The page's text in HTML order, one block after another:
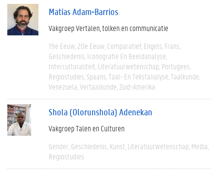
Matías Adam-Barrios
Vakgroep Vertalen, tolken en communicatie
19e Eeuw 20e Eeuw Comparatief Engels Frans
Geschiedenis Iconografie En Beeldanalyse
Interculturaliteit Literatuurwetenschap Portugees
Regiostudies Spaans Taal- En Tekstanalyse Taalkunde
Venezuela Vertaalkunde Zuid-Amerika
Shola (Olorunshola) Adenekan
Vakgroep Talen en Culturen
Gender Geschiedenis Kunst Literatuurwetenschap Media
Regiostudies